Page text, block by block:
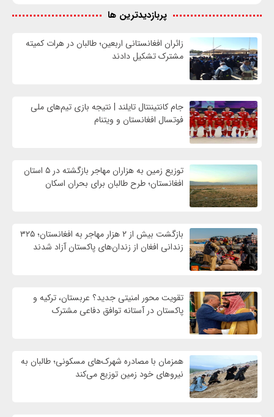
پربازدیدترین ها
زائران افغانستانی اربعین؛ طالبان در هرات کمیته
مشترک تشکیل دادند
جام کانتیننتال تایلند | نتیجه بازی تیم‌های ملی
فوتسال افغانستان و ویتنام
توزیع زمین به هزاران مهاجر بازگشته در ۵ استان
افغانستان؛ طرح طالبان برای بحران اسکان
بازگشت بیش از ۲ هزار مهاجر به افغانستان؛ ۳۲۵
زندانی افغان از زندان‌های پاکستان آزاد شدند
تقویت محور امنیتی جدید؟ عربستان، ترکیه و
پاکستان در آستانه توافق دفاعی مشترک
همزمان با مصادره شهرک‌های مسکونی؛ طالبان به
نیروهای خود زمین توزیع می‌کند